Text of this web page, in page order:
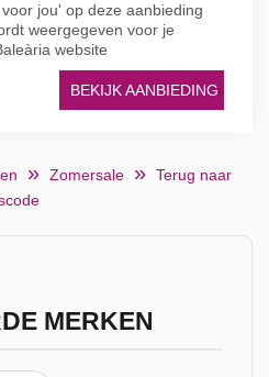
jou' op deze aanbieding
weergegeven voor je
website
BEKIJK AANBIEDING
Zomersale
Terug naar
MERKEN